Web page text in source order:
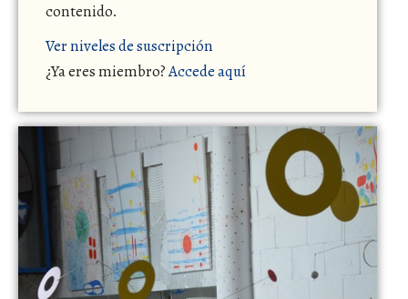
contenido.
Ver niveles de suscripción
¿Ya eres miembro?Accede aquí